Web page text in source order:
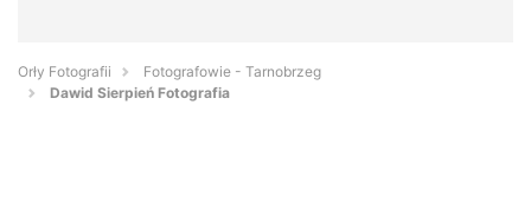
Orły Fotografii
Fotografowie - Tarnobrzeg
Dawid Sierpień Fotografia